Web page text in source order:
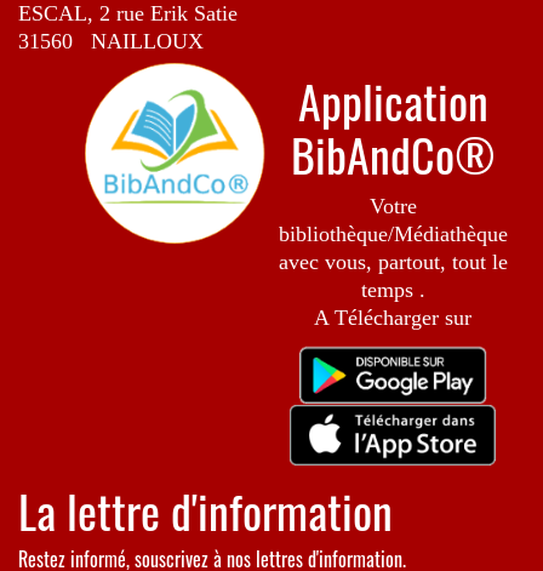
ESCAL, 2 rue Erik Satie
31560 NAILLOUX
Application
BibAndCo®
Votre
bibliothèque/Médiathèque
avec vous, partout, tout le
temps .
A Télécharger sur
La lettre d'information
Restez informé, souscrivez à nos lettres d'information.